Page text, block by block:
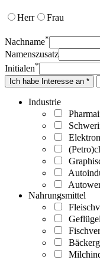
Herr Frau
Nachname*
Namenszusatz
Initialen*
Ich habe Interesse an *
Industrie
Nahrungsmittel